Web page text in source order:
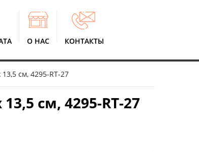
О НАС КОНТАКТЫ
см, 4295-RT-27
см, 4295-RT-27